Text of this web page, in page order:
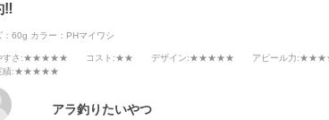
‼️
：60g カラー：PHマイワシ
すさ :★★★★★ コスト :★★ デザイン:★★★★★ アピール力
績:★★★★★
アラ釣りたいやつ